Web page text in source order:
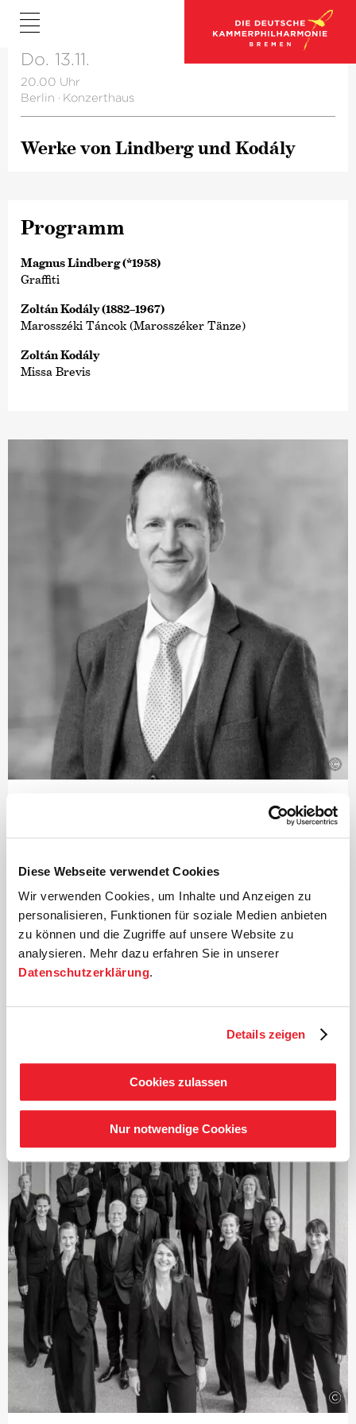
Diese Webseite verwendet Cookies
Wir verwenden Cookies, um Inhalte und Anzeigen zu
personalisieren, Funktionen für soziale Medien anbieten
zu können und die Zugriffe auf unsere Website zu
analysieren. Mehr dazu erfahren Sie in unserer
Datenschutzerklärung.
Details zeigen
Cookies zulassen
Nur notwendige Cookies
Do. 13.11.
20.00 Uhr
Berlin · Konzerthaus
Werke von Lindberg und Kodály
Programm
Magnus Lindberg (*1958)
Graffiti
Zoltán Kodály (1882–1967)
Marosszéki Táncok (Marosszéker Tänze)
Zoltán Kodály
Missa Brevis
©
Künstlerischer Leiter
des RIAS Kammerchor Berlin.
1975 in Lancaster geboren, war er zunächst Chorknabe
an
der Westminster Cathedral in London und später Choral
Scholar
am renommierten King’s College in Cambridge. Sein
zweiten Preis bei der angesehenen Cadaqués Orchestra
Conducting Competition in Barcelona sowie mit einem
Stipendium bei den BBC Singers, was den Beginn einer
Als Gast dirigiert er Klangkörper wie den MDR
den Norwegian Soloists’ Choir und Orchester wie das
Finnish Baroque Orchestra, Freiburger Barockorchester
und
die Kammerakademie Potsdam.
Mit dem RIAS Kammerchor Berlin hat er einen
jährlichen
Zyklus großer neuer Auftragswerke initiiert, sich
gemeinsam
mit der Akademie für Alte Musik Berlin auf die Werke
Händels
konzentriert und das Repertoire des Chores in der
polyphonen
Musik der Renaissance erweitert.
Von 2018 bis 2022 war er Gastprofessor an der
Hochschule
für Musik Hanns Eisler Berlin im Studiengang
Chordirigieren.
©